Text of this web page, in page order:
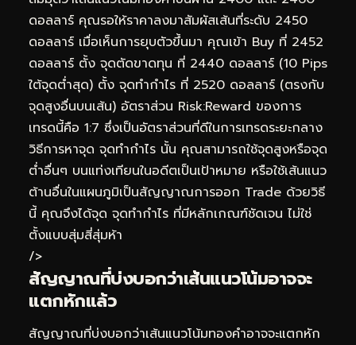
ดอลลาร์ คุณรอให้ราคาลงมาสัมผัสเส้นที่ระดับ 2450
ดอลลาร์ เมื่อเห็นการยุบตัวขึ้นมา คุณเข้า Buy ที่ 2452
ดอลลาร์ ตั้ง จุดตัดขาดทุน ที่ 2440 ดอลลาร์ (10 Pips
ใต้จุดต่ำสุด) ตั้ง จุดทำกำไร ที่ 2520 ดอลลาร์ (ตรงกับ
จุดสูงอื่นบนเส้น) อัตราส่วน Risk:Reward ของการ
เทรดนี้คือ 1:7 ซึ่งเป็นอัตราส่วนที่ดีในการเทรดระยะกลาง
วิธีการหาจุด จุดทำกำไร นั้น คุณสามารถใช้จุดสูงหรือจุด
ต่ำอื่นๆ บนแท่งเทียนในอดีตเป็นเป้าหมาย หรือใช้เส้นแนว
ต้านอื่นในแผนภูมิเป็นสัญญาณการออก Trade ด้วยวิธี
นี้ คุณจึงได้จุด จุดทำกำไร ที่มีหลักเกณฑ์ชัดเจน ไม่ใช่
ตั้งแบบสุ่มสี่สุ่มห้า
/>
สัญญาณที่บ่งบอกว่าเส้นแนวโน้มอาจจะ
แตกหักแล้ว
สัญญาณที่บ่งบอกว่าเส้นแนวโน้มทองคำอาจจะแตกหัก